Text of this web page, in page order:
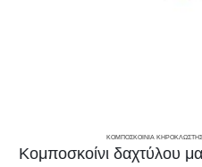
ΚΟΜΠΟΣΚΟΊΝΙΑ
Κομποσκοίνι